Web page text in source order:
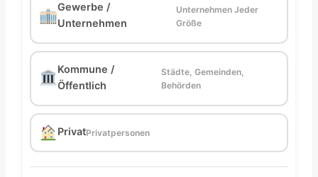
Gewerbe /
Unternehmen
Unternehmen Jeder
Größe
Kommune /
Öffentlich
Städte, Gemeinden,
Behörden
PrivatPrivatpersonen